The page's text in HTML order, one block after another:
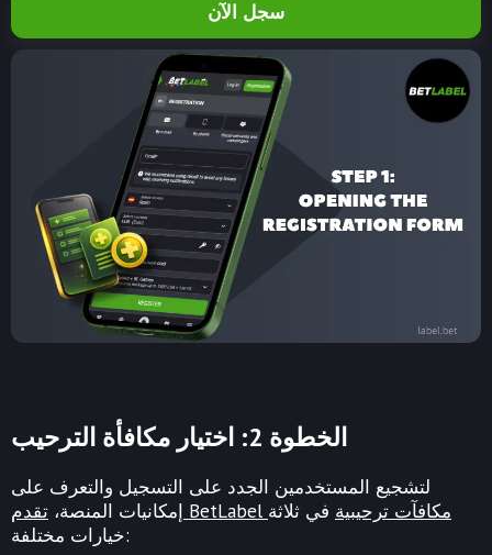
سجل الآن
الخطوة 2: اختيار مكافأة الترحيب
لتشجيع المستخدمين الجدد على التسجيل والتعرف على
إمكانيات المنصة،
تقدم BetLabel مكافآت ترحيبية في ثلاثة
خيارات مختلفة: